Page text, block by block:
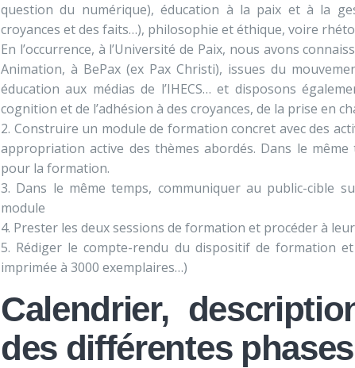
question du numérique), éducation à la paix et à la
croyances et des faits…), philosophie et éthique, voire
En l’occurrence, à l’Université de Paix, nous avons
Animation, à BePax (ex Pax Christi), issues du
éducation aux médias de l’IHECS… et disposons
cognition et de l’adhésion à des croyances, de la prise en
Construire un module de formation concret avec des
appropriation active des thèmes abordés. Dans le
pour la formation.
Dans le même temps, communiquer au public-cible
module
Prester les deux sessions de formation et procéder à
Rédiger le compte-rendu du dispositif de formation
imprimée à 3000 exemplaires…)
Calendrier,
des différentes